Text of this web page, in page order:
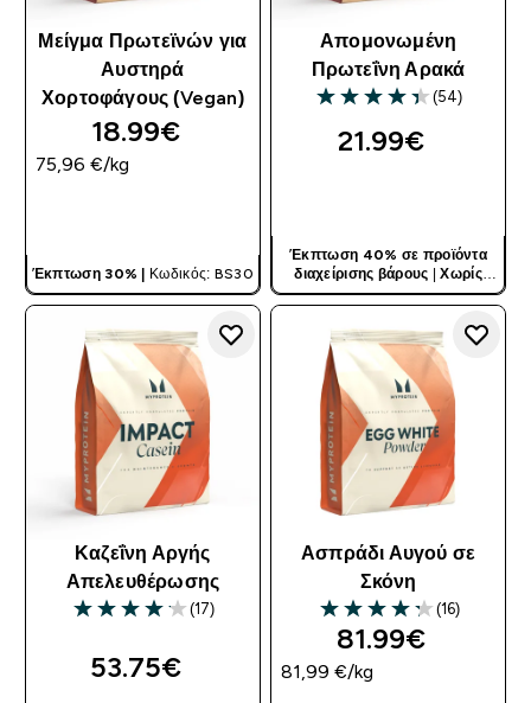
Μείγμα Πρωτεϊνών για
Αυστηρά
Χορτοφάγους (Vegan)
18.99€‎
75,96 €‎/kg
Έκπτωση 30% | Κωδικός: BS30
Απομονωμένη
Πρωτεΐνη Αρακά
4.35 out of 5 stars
(54)
21.99€‎
Έκπτωση 40% σε προϊόντα
διαχείρισης βάρους |Χωρίς
Κωδικό
Καζεΐνη Αργής
Απελευθέρωσης
4.12 out of 5 stars
(17)
53.75€‎
Ασπράδι Αυγού σε
Σκόνη
4.25 out of 5 stars
(16)
81.99€‎
81,99 €‎/kg